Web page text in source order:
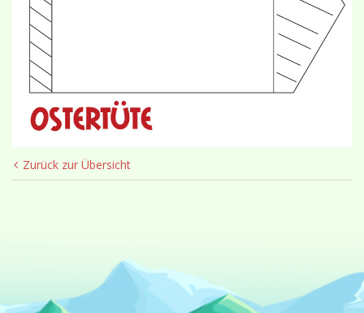
Zurück zur Übersicht